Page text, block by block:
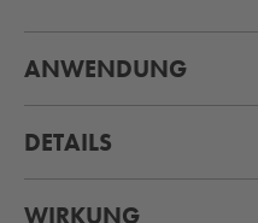
ANWENDUNG
DETAILS
WIRKUNG